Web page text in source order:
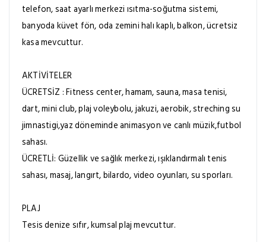
telefon, saat ayarlı merkezi ısıtma-soğutma sistemi,
banyoda küvet fön, oda zemini halı kaplı, balkon, ücretsiz
kasa mevcuttur.
AKTİVİTELER
ÜCRETSİZ : Fitness center, hamam, sauna, masa tenisi,
dart, mini club, plaj voleybolu, jakuzi, aerobik, streching su
jimnastigi,yaz döneminde animasyon ve canlı müzik,futbol
sahası.
ÜCRETLİ: Güzellik ve sağlık merkezi, ışıklandırmalı tenis
sahası, masaj, langırt, bilardo, video oyunları, su sporları.
PLAJ
Tesis denize sıfır, kumsal plaj mevcuttur.